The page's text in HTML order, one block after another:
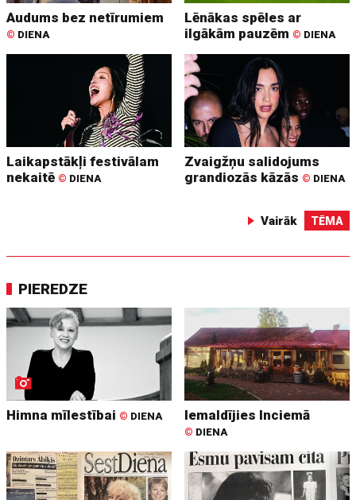
Audums bez netīrumiem
© DIENA
Lēnākas spēles ar
ilgākām pauzēm © DIENA
Laikapstākļi festivālam
nekaitē © DIENA
Zvaigžņu salidojums
grandiozās kāzās © DIENA
Vairāk TĒMA
PIEREDZE
Himna mīlestībai © DIENA Iemaldījies Inciemā
© DIENA